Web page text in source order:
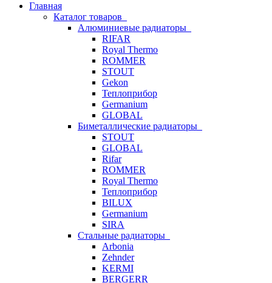
Главная
Каталог товаров
Алюминиевые радиаторы
RIFAR
Royal Thermo
ROMMER
STOUT
Gekon
Теплоприбор
Germanium
GLOBAL
Биметаллические радиаторы
STOUT
GLOBAL
Rifar
ROMMER
Royal Thermo
Теплоприбор
BILUX
Germanium
SIRA
Стальные радиаторы
Arbonia
Zehnder
KERMI
BERGERR